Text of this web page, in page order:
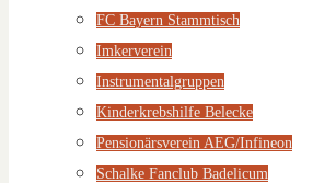
FC Bayern Stammtisch
Imkerverein
Instrumentalgruppen
Kinderkrebshilfe Belecke
Pensionärsverein AEG/Infineon
Schalke Fanclub Badelicum